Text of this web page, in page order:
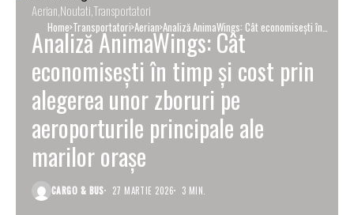
Home Transportatori Aerian Analiză AnimaWings: Cât economiseşti în
timp și cost prin alegerea unor zboruri pe
aeroporturile principale ale marilor oraşe
Aerian Noutati Transportatori
Analiză AnimaWings: Cât
economiseşti în timp și cost prin
alegerea unor zboruri pe
aeroporturile principale ale
marilor oraşe
CARGO & BUS 27 MARTIE 2026 3 MIN.